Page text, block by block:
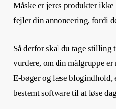
Måske er jeres produkter
fejler din annoncering, fordi
Så derfor skal du tage stilling
vurdere, om din målgruppe
E-bøger og læse blogindhold,
bestemt software til at løse